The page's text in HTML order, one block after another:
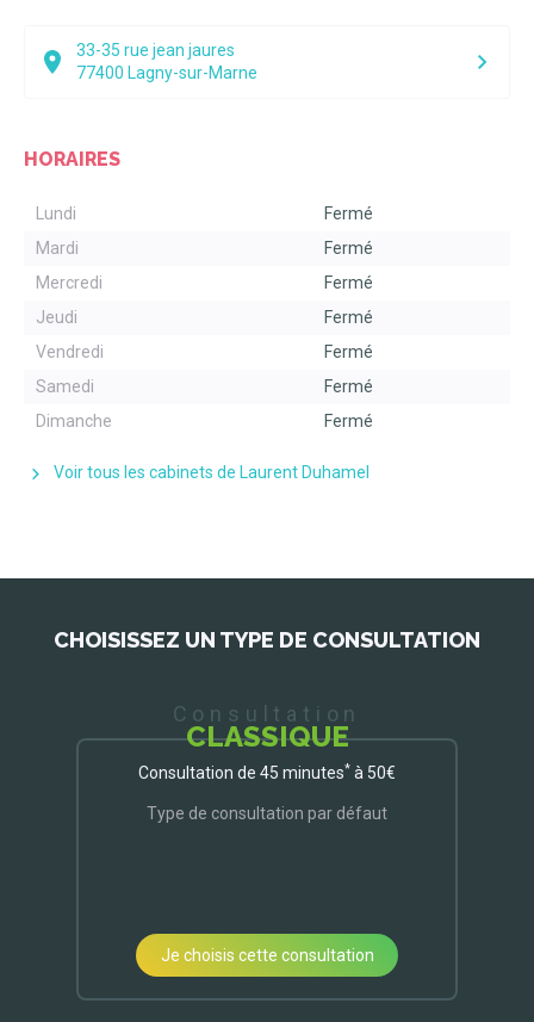
33-35 rue jean jaures
77400 Lagny-sur-Marne
HORAIRES
Lundi
Fermé
Mardi
Fermé
Mercredi
Fermé
Jeudi
Fermé
Vendredi
Fermé
Samedi
Fermé
Dimanche
Fermé
Voir tous les cabinets de Laurent Duhamel
CHOISISSEZ UN TYPE DE CONSULTATION
Consultation
CLASSIQUE
Consultation de 45 minutes* à 50€
Type de consultation par défaut
Je choisis cette consultation